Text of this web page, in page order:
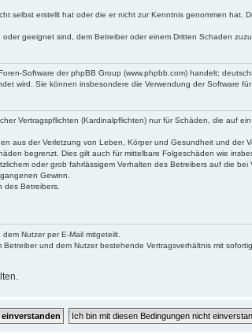
selbst erstellt hat oder die er nicht zur Kenntnis genommen
geeignet sind, dem Betreiber oder einem Dritten Schaden
Software der phpBB Group (www.phpbb.com) handelt;
wird. Sie können insbesondere die Verwendung der Software
Vertragspflichten (Kardinalpflichten) nur für Schäden, die auf
aus der Verletzung von Leben, Körper und Gesundheit und der
begrenzt. Dies gilt auch für mittelbare Folgeschäden wie
oder grob fahrlässigem Verhalten des Betreibers auf die
Gewinn.
des Betreibers.
Nutzer per E-Mail mitgeteilt.
und dem Nutzer bestehende Vertragsverhältnis mit